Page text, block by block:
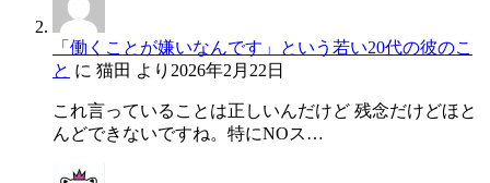
「働くことが嫌いなんです」という若い20代の彼のこ
と に 猫田 より 2026年2月22日
これ言っていることは正しいんだけど 残念だけどほと
んどできないですね。特にNOス…